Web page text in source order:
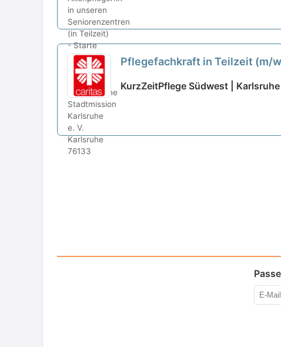
Pflegefachkraft in Teilzeit (m/
KurzZeitPflege Südwest | Karlsruhe